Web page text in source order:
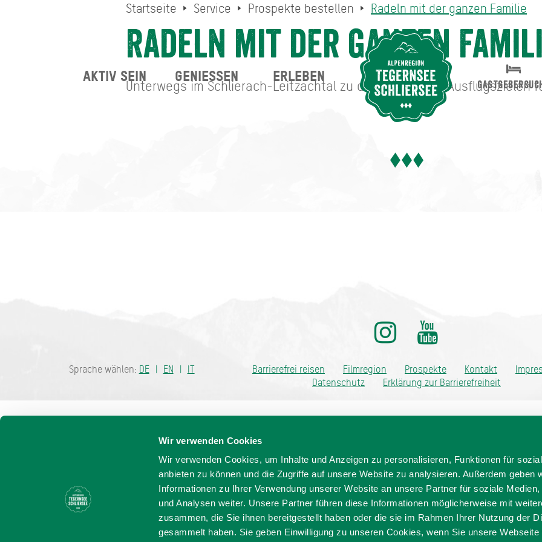
Wir verwenden Cookies
Wir verwenden Cookies, um Inhalte und Anzeigen zu personalisieren, Funktionen für
anbieten zu können und die Zugriffe auf unsere Website zu analysieren. Außerdem geben
Informationen zu Ihrer Verwendung unserer Website an unsere Partner für soziale Medien,
und Analysen weiter. Unsere Partner führen diese Informationen möglicherweise mit
zusammen, die Sie ihnen bereitgestellt haben oder die sie im Rahmen Ihrer Nutzung der
gesammelt haben. Sie geben Einwilligung zu unseren Cookies, wenn Sie unsere Webseite
Startseite Service Prospekte bestellen Radeln mit der ganzen Familie
Radeln mit der ganzen
Unterwegs im Schlierach-Leitzachtal zu den schönsten Ausflugszielen
Sprache wählen: DE EN IT Barrierefrei reisen Filmregion Prospekte Kontakt
Datenschutz
Erklärung zur Barrierefreiheit
AKTIV SEIN GENIESSEN ERLEBEN
Suche abschicken